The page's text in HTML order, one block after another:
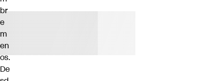
br
e
m
en
os.
De